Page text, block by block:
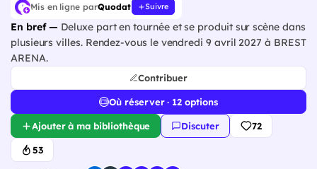
Mis en ligne parQuodat Suivre
En bref — Deluxe part en tournée et se produit sur scène dans
plusieurs villes. Rendez-vous le vendredi 9 avril 2027 à BREST
ARENA.
Contribuer
Où réserver · 12 options
Ajouter à ma bibliothèque Discuter 72
53